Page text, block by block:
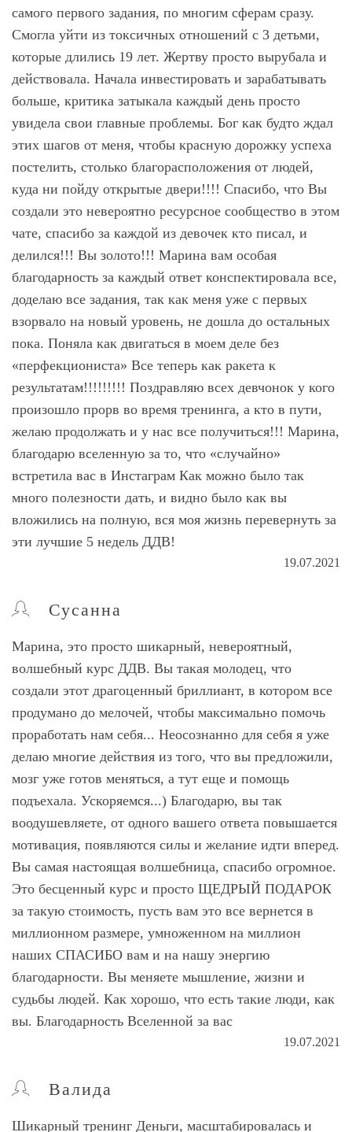
самого первого задания, по многим сферам сразу.
Смогла уйти из токсичных отношений с 3 детьми,
которые длились 19 лет. Жертву просто вырубала и
действовала. Начала инвестировать и зарабатывать
больше, критика затыкала каждый день просто
увидела свои главные проблемы. Бог как будто ждал
этих шагов от меня, чтобы красную дорожку успеха
постелить, столько благорасположения от людей,
куда ни пойду открытые двери!!!! Спасибо, что Вы
создали это невероятно ресурсное сообщество в этом
чате, спасибо за каждой из девочек кто писал, и
делился!!! Вы золото!!! Марина вам особая
благодарность за каждый ответ конспектировала все,
доделаю все задания, так как меня уже с первых
взорвало на новый уровень, не дошла до остальных
пока. Поняла как двигаться в моем деле без
«перфекциониста» Все теперь как ракета к
результатам!!!!!!!!! Поздравляю всех девчонок у кого
произошло прорв во время тренинга, а кто в пути,
желаю продолжать и у нас все получиться!!! Марина,
благодарю вселенную за то, что «случайно»
встретила вас в Инстаграм Как можно было так
много полезности дать, и видно было как вы
вложились на полную, вся моя жизнь перевернуть за
эти лучшие 5 недель ДДВ!
19.07.2021
Сусанна
Марина, это просто шикарный, невероятный,
волшебный курс ДДВ. Вы такая молодец, что
создали этот драгоценный бриллиант, в котором все
продумано до мелочей, чтобы максимально помочь
проработать нам себя... Неосознанно для себя я уже
делаю многие действия из того, что вы предложили,
мозг уже готов меняться, а тут еще и помощь
подъехала. Ускоряемся...) Благодарю, вы так
воодушевляете, от одного вашего ответа повышается
мотивация, появляются силы и желание идти вперед.
Вы самая настоящая волшебница, спасибо огромное.
Это бесценный курс и просто ЩЕДРЫЙ ПОДАРОК
за такую стоимость, пусть вам это все вернется в
миллионном размере, умноженном на миллион
наших СПАСИБО вам и на нашу энергию
благодарности. Вы меняете мышление, жизни и
судьбы людей. Как хорошо, что есть такие люди, как
вы. Благодарность Вселенной за вас
19.07.2021
Валида
Шикарный тренинг Деньги, масштабировалась и